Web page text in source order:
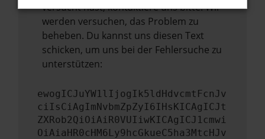
versucht hast, kontaktiere uns bitte. Wir
werden versuchen, das Problem zu
beheben. Du kannst uns diesen Text
schicken, um uns bei der Fehlersuche zu
unterstützen:
ewogICJuYW1lIjogIk5ldHdvcmtFcnJv
ciIsCiAgImNvbmZpZyI6IHsKICAgICJt
ZXRob2QiOiAiR0VUIiwKICAgICJ1cmwi
OiAiaHR0cHM6Ly9hcGkueC5ha3MtcHJv